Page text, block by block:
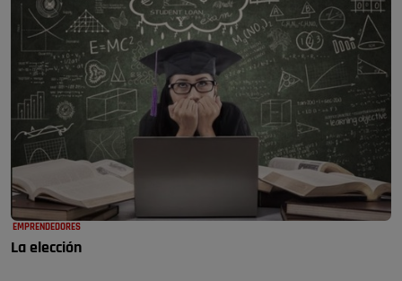
EMPRENDEDORES
La elección